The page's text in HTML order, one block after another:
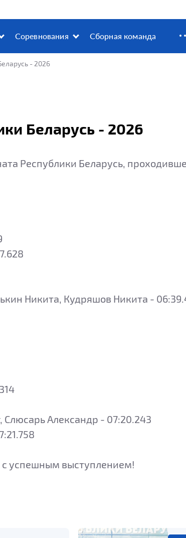
Соревнования Сборная команда
- 2026
Беларусь - 2026
Республики Беларусь,
Никита, Кудряшов Никита -
Александр - 07:20.243
с успешным выступлением!